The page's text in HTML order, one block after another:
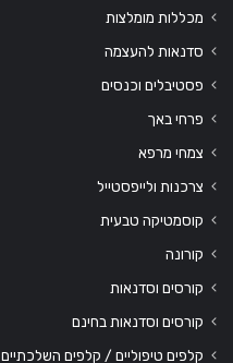
מכללות מומלצות
סדנאות להעצמה
פסטיבלים וכנסים
פרחי באך
צמחי מרפא
צרכנות ולייפסטייל
קוסמטיקה טבעית
קורונה
קורסים וסדנאות
קורסים וסדנאות בחינם
קלפים טיפוליים / קלפים השלכתיים